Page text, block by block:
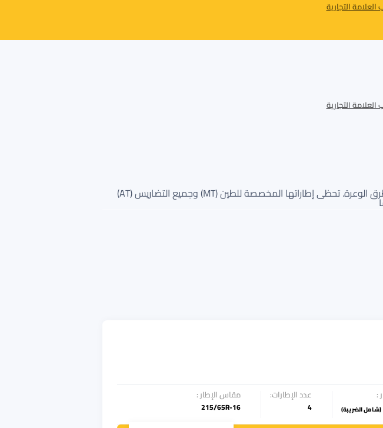
التجارية
التجارية
كومفورسر هي علامة تجارية ديناميكية من الشركة الصينية SNC، وتشتهر بشكل خاص بإطاراتها الاستثنائية للطرق الوعرة. تحظى إطاراتها المخصصة للطين (MT) وجميع التضاريس (AT)
:
(شامل الضريبة)
عدد الإطارات:
4
مقاس الإطار :
215/65R-16